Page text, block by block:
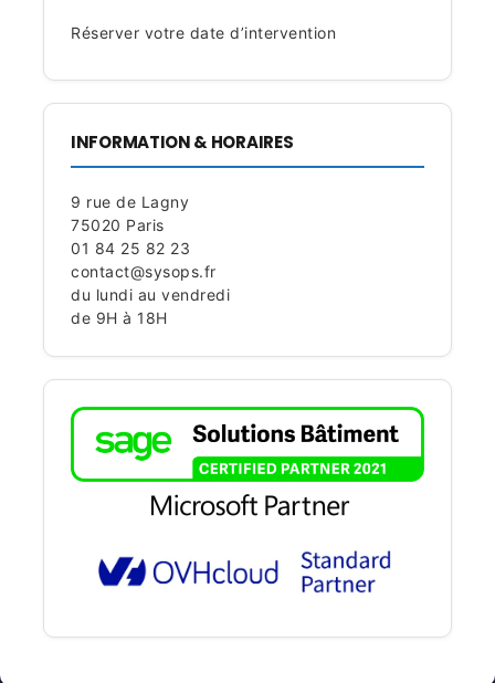
Réserver votre date d’intervention
INFORMATION & HORAIRES
9 rue de Lagny
75020 Paris
01 84 25 82 23
contact@sysops.fr
du lundi au vendredi
de 9H à 18H